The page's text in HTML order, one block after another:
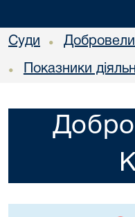
Суди •
• Показники